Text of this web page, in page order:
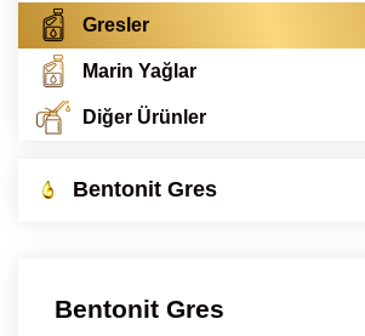
Gresler
Marin Yağlar
Diğer Ürünler
Bentonit Gres
Bentonit Gres